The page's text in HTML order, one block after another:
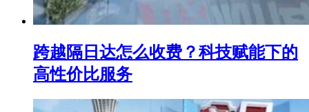
跨越隔日达怎么收费？科技赋能下的
高性价比服务